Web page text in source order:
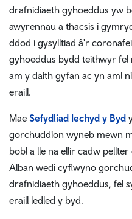
drafnidiaeth gyhoeddus yw
awyrennau a thacsis i
ddod i gysylltiad â'r
gyhoeddus bydd teithwyr fel
am y daith gyfan ac yn aml
eraill.
Mae Sefydliad Iechyd y Byd
gorchuddion wyneb mewn
bobl a lle na ellir cadw
Alban wedi cyflwyno
drafnidiaeth gyhoeddus, fel
eraill ledled y byd.